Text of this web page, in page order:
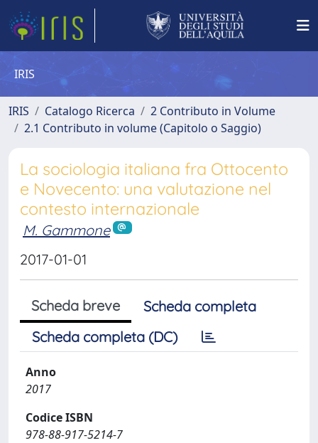
IRIS
IRIS Catalogo Ricerca
2 Contributo in Volume
2.1 Contributo in volume (Capitolo o Saggio)
La sociologia italiana fra Ottocento
e Novecento: una valutazione nel
contesto internazionale
M. Gammone
2017-01-01
Scheda breve
Scheda completa
Scheda completa (DC)
Anno
2017
Codice ISBN
978-88-917-5214-7